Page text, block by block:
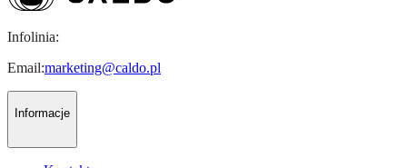
Infolinia:
Email:marketing@caldo.pl
Informacje